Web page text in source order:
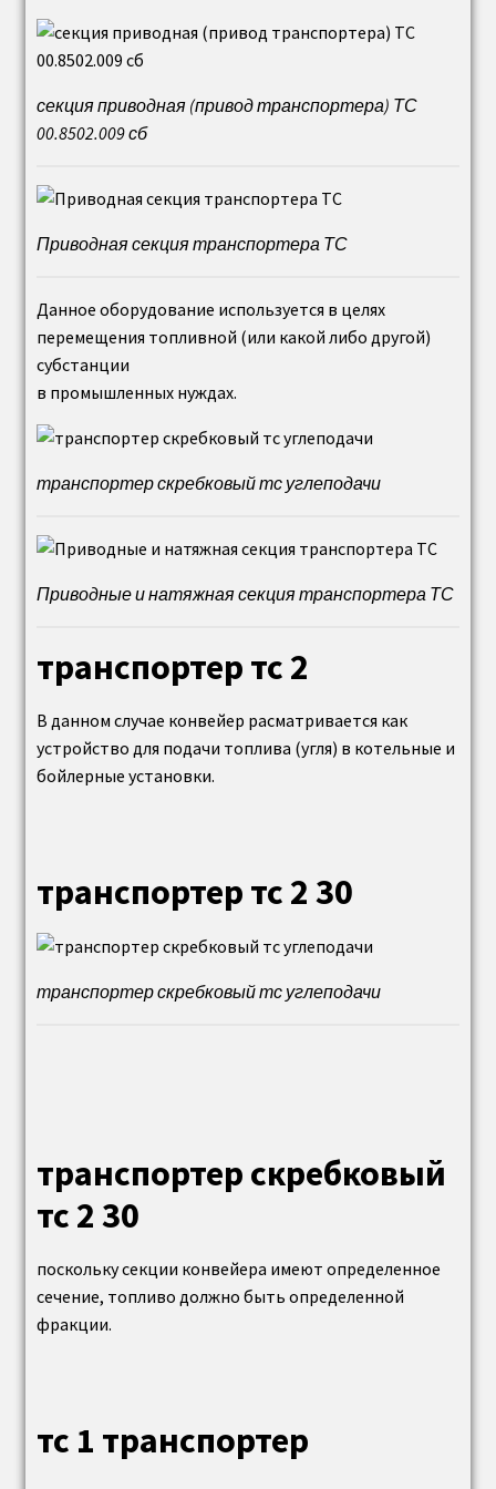
Рабочее колесо дымососа (вентилятора)
Осевой направляющий аппарат дымососа
(вентилятора)
Вентиляторы ВДН
Карманы всасывающие дымососа
Золоуловители ЗУ
Водоподготовка
Водоподготовительная установка впу
Противоточный фильтр ФИПр
Солерастворитель ( С 0,2 0,5 (Ду500); С 0,4
Фильтры ФОВ
Холодильник отбора проб (охладитель проб
Циклоны
Циклон ЦН 15
Циклон ЦН 24
ВДГ
секция приводная (привод транспортера) ТС
00.8502.009 сб
Приводная секция транспортера ТС
Данное оборудование используется в целях
перемещения топливной (или какой либо другой)
субстанции
в промышленных нуждах.
транспортер скребковый тс углеподачи
Приводные и натяжная секция транспортера ТС
транспортер тс 2
В данном случае конвейер расматривается как
устройство для подачи топлива (угля) в котельные и
бойлерные установки.
транспортер тс 2 30
транспортер скребковый тс углеподачи
транспортер скребковый
тс 2 30
поскольку секции конвейера имеют определенное
сечение, топливо должно быть определенной
фракции.
тс 1 транспортер